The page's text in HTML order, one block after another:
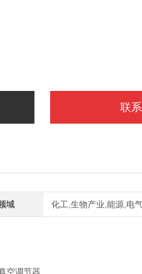
联
域 化工,生物产业,能源,电